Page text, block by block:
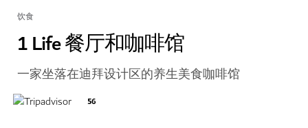
饮食
1 Life 餐厅和咖啡馆
一家坐落在迪拜设计区的养生美食咖啡馆
56